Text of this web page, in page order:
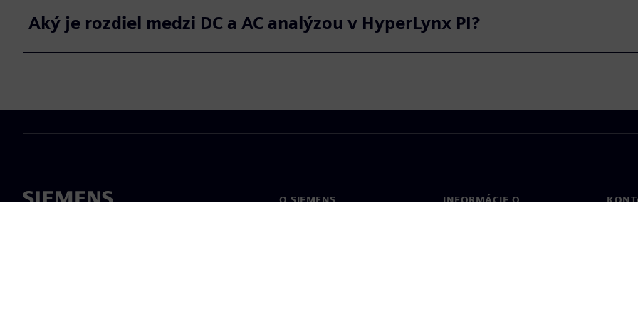
Aký je rozdiel medzi DC a AC analýzou v HyperLynx PI?
O SIEMENS
INFORMÁCIE O